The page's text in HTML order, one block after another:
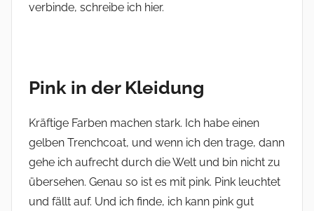
verbinde, schreibe ich hier.
Pink in der Kleidung
Kräftige Farben machen stark. Ich habe einen
gelben Trenchcoat, und wenn ich den trage, dann
gehe ich aufrecht durch die Welt und bin nicht zu
übersehen. Genau so ist es mit pink. Pink leuchtet
und fällt auf. Und ich finde, ich kann pink gut